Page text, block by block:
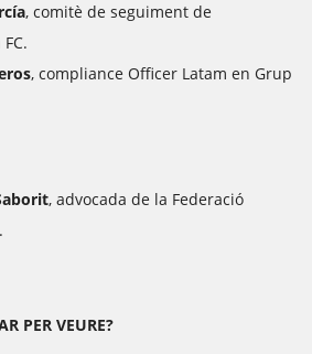
, comitè de seguiment de
, compliance Officer Latam en Grup
, advocada de la Federació
PER VEURE?